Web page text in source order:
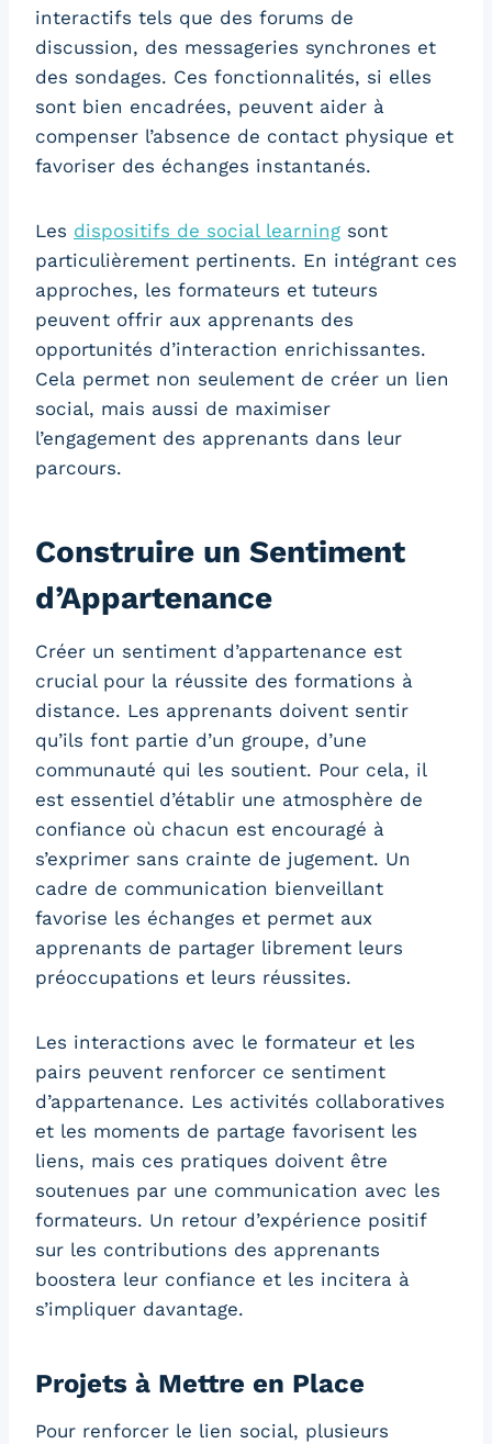
interactifs tels que des forums de
discussion, des messageries synchrones et
des sondages. Ces fonctionnalités, si elles
sont bien encadrées, peuvent aider à
compenser l’absence de contact physique et
favoriser des échanges instantanés.
Les dispositifs de social learning sont
particulièrement pertinents. En intégrant ces
approches, les formateurs et tuteurs
peuvent offrir aux apprenants des
opportunités d’interaction enrichissantes.
Cela permet non seulement de créer un lien
social, mais aussi de maximiser
l’engagement des apprenants dans leur
parcours.
Construire un Sentiment
d’Appartenance
Créer un sentiment d’appartenance est
crucial pour la réussite des formations à
distance. Les apprenants doivent sentir
qu’ils font partie d’un groupe, d’une
communauté qui les soutient. Pour cela, il
est essentiel d’établir une atmosphère de
confiance où chacun est encouragé à
s’exprimer sans crainte de jugement. Un
cadre de communication bienveillant
favorise les échanges et permet aux
apprenants de partager librement leurs
préoccupations et leurs réussites.
Les interactions avec le formateur et les
pairs peuvent renforcer ce sentiment
d’appartenance. Les activités collaboratives
et les moments de partage favorisent les
liens, mais ces pratiques doivent être
soutenues par une communication avec les
formateurs. Un retour d’expérience positif
sur les contributions des apprenants
boostera leur confiance et les incitera à
s’impliquer davantage.
Projets à Mettre en Place
Pour renforcer le lien social, plusieurs